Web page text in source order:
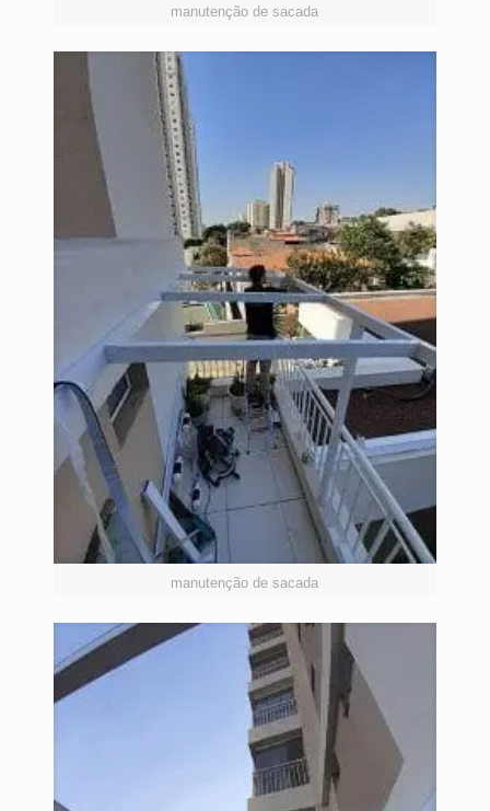
manutenção de sacada
manutenção de sacada